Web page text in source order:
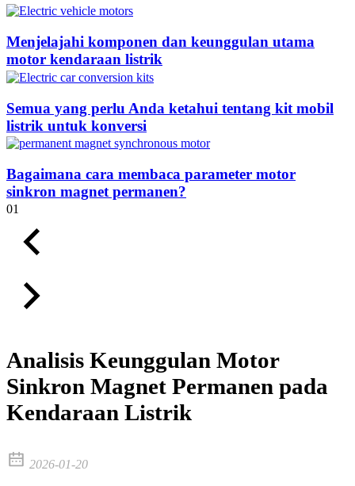
Menjelajahi komponen dan keunggulan utama
motor kendaraan listrik
Semua yang perlu Anda ketahui tentang kit mobil
listrik untuk konversi
Bagaimana cara membaca parameter motor
sinkron magnet permanen?
01
Analisis Keunggulan Motor
Sinkron Magnet Permanen pada
Kendaraan Listrik
2026-01-20